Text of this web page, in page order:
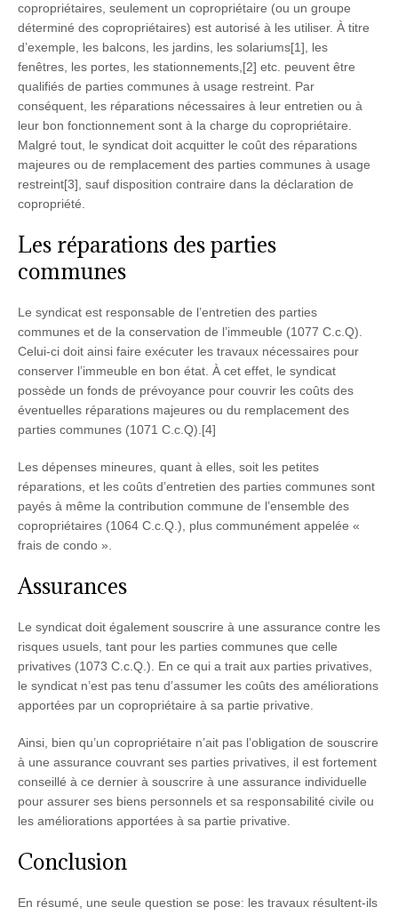
copropriétaires, seulement un copropriétaire (ou un groupe
déterminé des copropriétaires) est autorisé à les utiliser. À titre
d’exemple, les balcons, les jardins, les solariums[1], les
fenêtres, les portes, les stationnements,[2] etc. peuvent être
qualifiés de parties communes à usage restreint. Par
conséquent, les réparations nécessaires à leur entretien ou à
leur bon fonctionnement sont à la charge du copropriétaire.
Malgré tout, le syndicat doit acquitter le coût des réparations
majeures ou de remplacement des parties communes à usage
restreint[3], sauf disposition contraire dans la déclaration de
copropriété.
Les réparations des parties
communes
Le syndicat est responsable de l’entretien des parties
communes et de la conservation de l’immeuble (1077 C.c.Q).
Celui-ci doit ainsi faire exécuter les travaux nécessaires pour
conserver l’immeuble en bon état. À cet effet, le syndicat
possède un fonds de prévoyance pour couvrir les coûts des
éventuelles réparations majeures ou du remplacement des
parties communes (1071 C.c.Q).[4]
Les dépenses mineures, quant à elles, soit les petites
réparations, et les coûts d’entretien des parties communes sont
payés à même la contribution commune de l’ensemble des
copropriétaires (1064 C.c.Q.), plus communément appelée «
frais de condo ».
Assurances
Le syndicat doit également souscrire à une assurance contre les
risques usuels, tant pour les parties communes que celle
privatives (1073 C.c.Q.). En ce qui a trait aux parties privatives,
le syndicat n’est pas tenu d’assumer les coûts des améliorations
apportées par un copropriétaire à sa partie privative.
Ainsi, bien qu’un copropriétaire n’ait pas l’obligation de souscrire
à une assurance couvrant ses parties privatives, il est fortement
conseillé à ce dernier à souscrire à une assurance individuelle
pour assurer ses biens personnels et sa responsabilité civile ou
les améliorations apportées à sa partie privative.
Conclusion
En résumé, une seule question se pose: les travaux résultent-ils